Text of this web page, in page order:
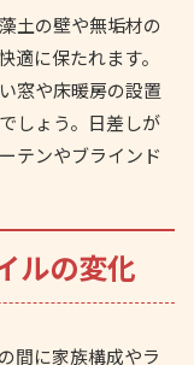
土の壁や無垢材の
適に保たれます。
窓や床暖房の設置
しょう。日差しが
テンやブラインド
ルの変化
間に家族構成やラ